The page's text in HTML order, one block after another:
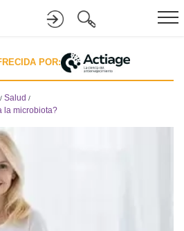
POR:
/ Salud /
la microbiota?